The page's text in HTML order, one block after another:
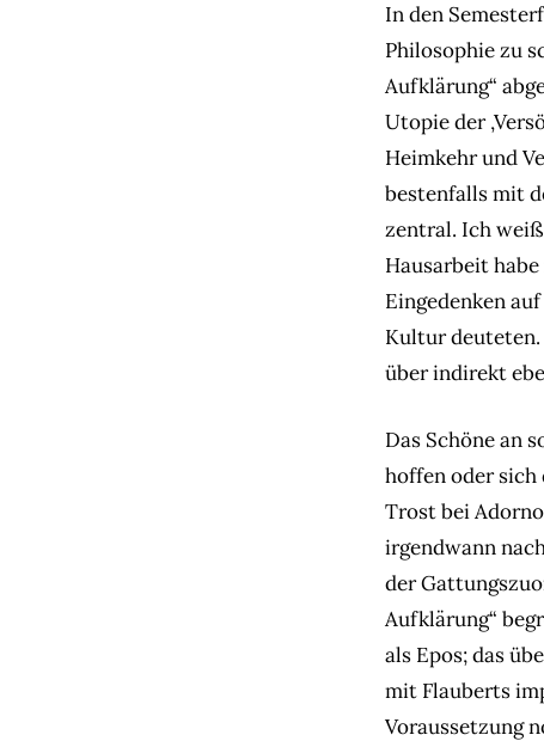
In den
Philosophie zu
Aufklärung“
Utopie der
Heimkehr und
bestenfalls mit
zentral. Ich
Hausarbeit
Eingedenken
Kultur
über indirekt
Das Schöne an
hoffen oder sich
Trost bei
irgendwann
der
Aufklärung“
als Epos; das
mit Flauberts
Voraussetzung